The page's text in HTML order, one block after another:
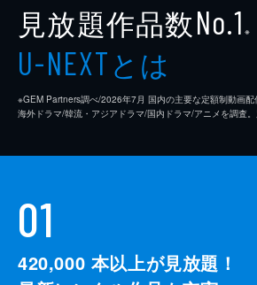
見放題作品数No.1 ※
U-NEXTとは
※GEM Partners調べ/2026年7⽉ 国内の主要な定額制動画
海外ドラマ/韓流・アジアドラマ/国内ドラマ/アニメを調査。
01
420,000 本以上が見放題！